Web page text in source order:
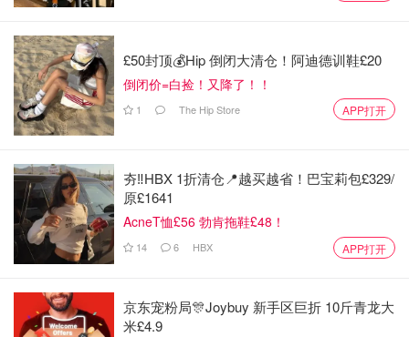
£50封顶💰Hip 倒闭大清仓！阿迪德训鞋£20
倒闭价=白捡！又降了！！
1 The Hip Store APP打开
夯‼️HBX 1折清仓📍越买越省！巴宝莉包£329/
原£1641
AcneT恤£56 勃肯拖鞋£48！
14 6 HBX APP打开
京东宠粉局🎊Joybuy 新手区巨折 10斤青龙大
米£4.9